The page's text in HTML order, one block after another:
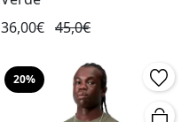
36,00€ 45,0€
20%